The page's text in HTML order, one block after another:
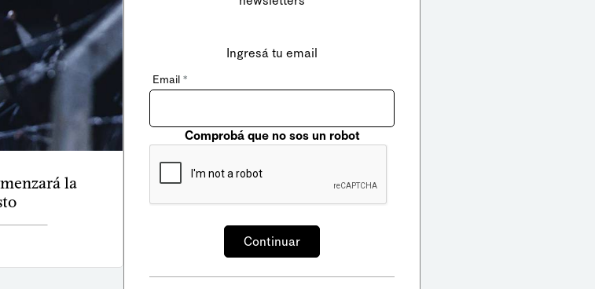
la
Ingresá tu email
Email *
Comprobá que no sos un robot